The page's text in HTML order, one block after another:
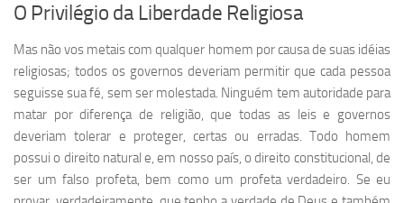
O Privilégio da Liberdade Religiosa
Mas não vos metais com qualquer homem por causa de suas idéias
religiosas; todos os governos deveriam permitir que cada pessoa
seguisse sua fé, sem ser molestada. Ninguém tem autoridade para
matar por diferença de religião, que todas as leis e governos
deveriam tolerar e proteger, certas ou erradas. Todo homem
possui o direito natural e, em nosso país, o direito constitucional, de
ser um falso profeta, bem como um profeta verdadeiro. Se eu